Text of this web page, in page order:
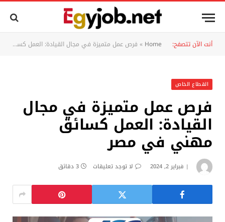
أنت الآن تتصفح: Home
» فرص عمل متميزة في مجال القيادة: العمل كسائق مهني في مصر
القطاع الخاص
فرص عمل متميزة في مجال
القيادة: العمل كسائق
مهني في مصر
فبراير 2, 2024 لا توجد تعليقات 3 دقائق